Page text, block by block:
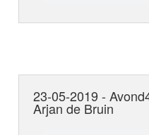
23-05-2019 -
Arjan de Bruin